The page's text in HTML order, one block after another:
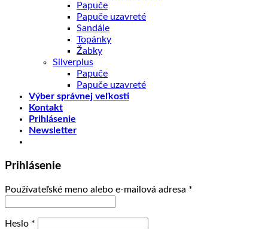
Papuče
Papuče uzavreté
Sandále
Topánky
Žabky
Silverplus
Papuče
Papuče uzavreté
Výber správnej veľkosti
Kontakt
Prihlásenie
Newsletter
Prihlásenie
Používateľské meno alebo e-mailová adresa *
Heslo *